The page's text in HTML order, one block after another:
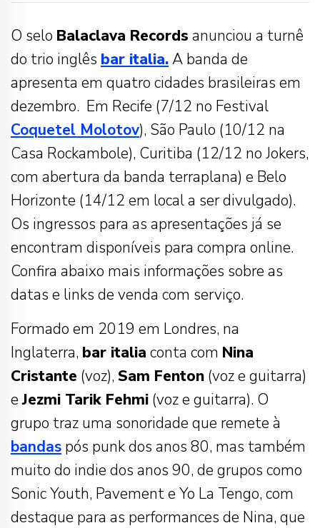
O selo Balaclava Records anunciou a turnê
do trio inglês bar italia.A banda de
apresenta em quatro cidades brasileiras em
dezembro. Em Recife (7/12 no Festival
Coquetel Molotov), São Paulo (10/12 na
Casa Rockambole), Curitiba (12/12 no Jokers,
com abertura da banda terraplana) e Belo
Horizonte (14/12 em local a ser divulgado).
Os ingressos para as apresentações já se
encontram disponíveis para compra online.
Confira abaixo mais informações sobre as
datas e links de venda com serviço.
Formado em 2019 em Londres, na
Inglaterra, bar italia conta com Nina
Cristante (voz), Sam Fenton (voz e guitarra)
eJezmi Tarik Fehmi (voz e guitarra). O
grupo traz uma sonoridade que remete à
bandas pós punk dos anos 80, mas também
muito do indie dos anos 90, de grupos como
Sonic Youth, Pavement e Yo La Tengo, com
destaque para as performances de Nina, que